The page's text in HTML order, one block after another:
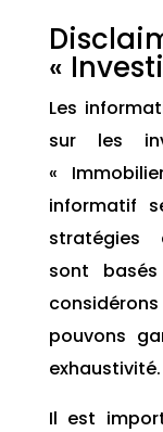
«
Les
sur les
«
informatif
stratégies
sont
pouvons
exhaustivité.
Il est